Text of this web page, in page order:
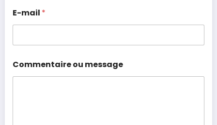
E-mail *
Commentaire ou message